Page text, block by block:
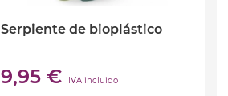
Serpiente de bioplástico
9,95 € IVA incluido